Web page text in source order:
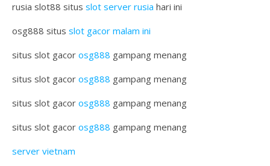
rusia slot88 situs slot server rusia hari ini
osg888 situs slot gacor malam ini
situs slot gacor osg888 gampang menang
situs slot gacor osg888 gampang menang
situs slot gacor osg888 gampang menang
situs slot gacor osg888 gampang menang
server vietnam